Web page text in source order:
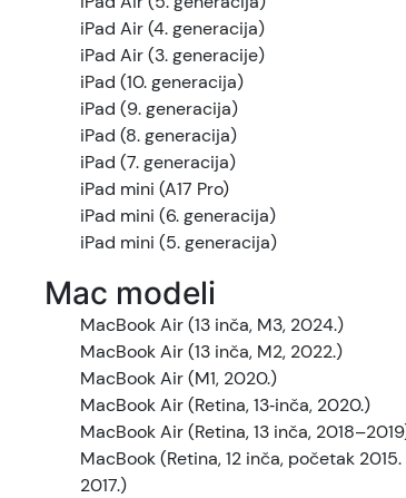
iPad Air (4. generacija)
iPad Air (3. generacije)
iPad (10. generacija)
iPad (9. generacija)
iPad (8. generacija)
iPad (7. generacija)
iPad mini (A17 Pro)
iPad mini (6. generacija)
iPad mini (5. generacija)
Mac modeli
MacBook Air (13 inča, M3, 2024.)
MacBook Air (13 inča, M2, 2022.)
MacBook Air (M1, 2020.)
MacBook Air (Retina, 13‑inča, 2020.)
MacBook Air (Retina, 13 inča,
MacBook (Retina, 12 inča, početak 2015.
2017.)